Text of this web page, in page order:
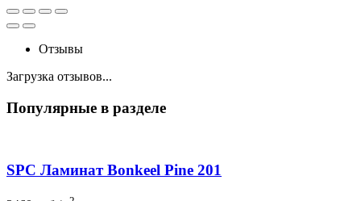
Отзывы
Загрузка отзывов...
Популярные в разделе
SPC Ламинат Bonkeel Pine 201